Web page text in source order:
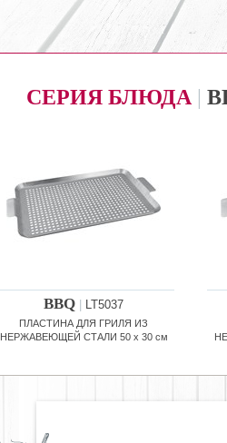
СЕРИЯ БЛЮДА |
BBQ LT5037
ПЛАСТИНА ДЛЯ ГРИЛЯ ИЗ
НЕРЖАВЕЮЩЕЙ СТАЛИ 50 x 30 см